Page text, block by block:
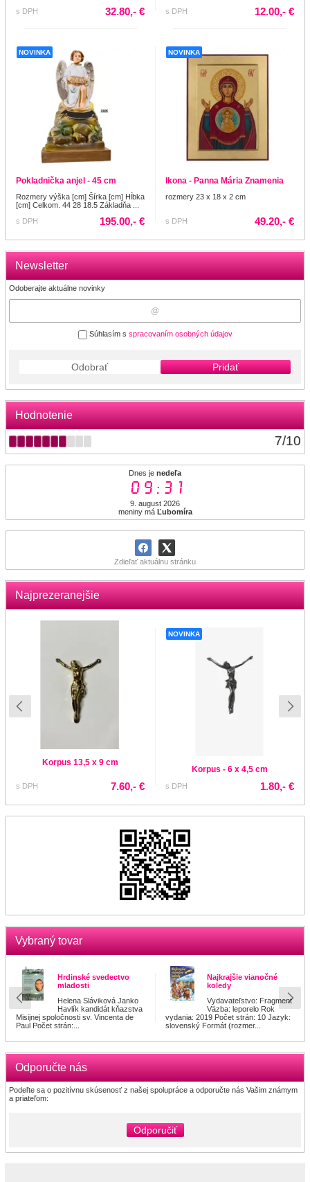
Newsletter
Odoberajte aktuálne novinky
Súhlasím s spracovaním osobných údajov
Odobrať Pridať
Hodnotenie
7/10
Dnes je nedeľa
09:31
9. august 2026
meniny má Ľubomíra
Zdieľať aktuálnu stránku
Najprezeranejšie
Korpus 13,5 x 9 cm
s DPH 7.60,- €
NOVINKA
Korpus - 6 x 4,5 cm
s DPH 1.80,- €
Vybraný tovar
Hrdinské svedectvo
mladosti
Helena Sláviková Janko
Havlík kandidát kňazstva
Misijnej spoločnosti sv. Vincenta de
Paul Počet strán:...
Najkrajšie vianočné
koledy
Vydavateľstvo: Fragment
Väzba: leporelo Rok
vydania: 2019 Počet strán: 10 Jazyk:
slovenský Formát (rozmer...
Odporučte nás
Podeľte sa o pozitívnu skúsenosť z našej spolupráce a odporučte nás Vašim známym
a priateľom:
Odporučiť
s DPH 32.80,- €
s DPH
12.00,- €
NOVINKA
Pokladnička anjel - 45 cm
Rozmery výška [cm] Šírka [cm] Hĺbka
[cm] Celkom. 44 28 18.5 Základňa ...
s DPH
195.00,- €
NOVINKA
Ikona - Panna Mária Znamenia
rozmery 23 x 18 x 2 cm
s DPH 49.20,- €